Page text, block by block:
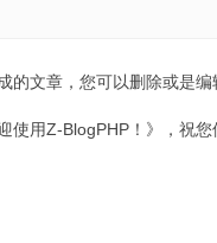
的文章，您可以删除或是编
使用Z-BlogPHP！》，祝